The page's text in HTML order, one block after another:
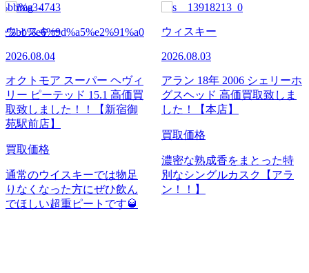
ウィスキー
2026.08.03
アラン 18年 2006 シェリーホ
グスヘッド 高価買取致しま
した！【本店】
別なシングルカスク【アラ
ン！！】
マーテル コルドンブルー 高
価買取致しました！
買取価格
名門コニャックの芸術品
「マーテル・コルドンブル
ー！」